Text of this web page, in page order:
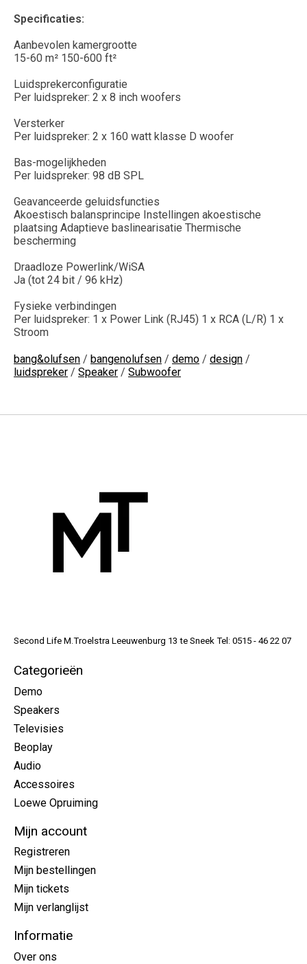
Specificaties:
Aanbevolen kamergrootte
15-60 m² 150-600 ft²
Luidsprekerconfiguratie
Per luidspreker: 2 x 8 inch woofers
Versterker
Per luidspreker: 2 x 160 watt klasse D woofer
Bas-mogelijkheden
Per luidspreker: 98 dB SPL
Geavanceerde geluidsfuncties
Akoestisch balansprincipe Instellingen akoestische
plaatsing Adaptieve baslinearisatie Thermische
bescherming
Draadloze Powerlink/WiSA
Ja (tot 24 bit / 96 kHz)
Fysieke verbindingen
Per luidspreker: 1 x Power Link (RJ45) 1 x RCA (L/R) 1 x
Stroom
bang&olufsen / bangenolufsen / demo / design /
luidspreker / Speaker / Subwoofer
Second Life M.Troelstra Leeuwenburg 13 te Sneek Tel: 0515 - 46 22 07
Categorieën
Demo
Speakers
Televisies
Beoplay
Audio
Accessoires
Loewe Opruiming
Mijn account
Registreren
Mijn bestellingen
Mijn tickets
Mijn verlanglijst
Informatie
Over ons